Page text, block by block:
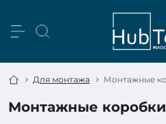
Для монтажа Монтажные
Монтажные